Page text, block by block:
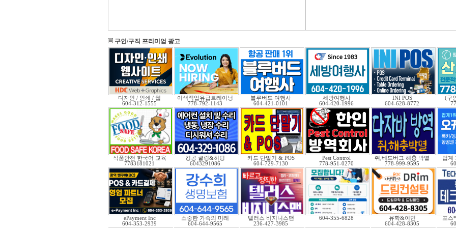
구인/구직 프리미엄 광고
디자인 / 인쇄 / 웹
604-312-1555
이색직업유급트레이닝
778-792-1143
블루버드 여행사
604-421-0101
세방여행사
604-420-1996
INI POS
604-628-8772
(구
식품안전 한국어 교육
7783181021
킹콩 쿨링&히팅
6043291086
카드 단말기 & POS
604-729-7130
Pest Control
778-951-0270
쥐,베드버그 해충 박멸
778-999-9595
업계
ePayment Inc
604-353-2939
소중한 가족의 미래
604-644-9565
텔러스 비지니스맨
236-427-3985
604-355-6828
유학&이민
604-428-8305
포스